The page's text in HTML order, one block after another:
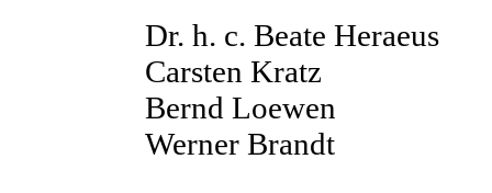
Dr. h. c. Beate Heraeus
Carsten Kratz
Bernd Loewen
Werner Brandt